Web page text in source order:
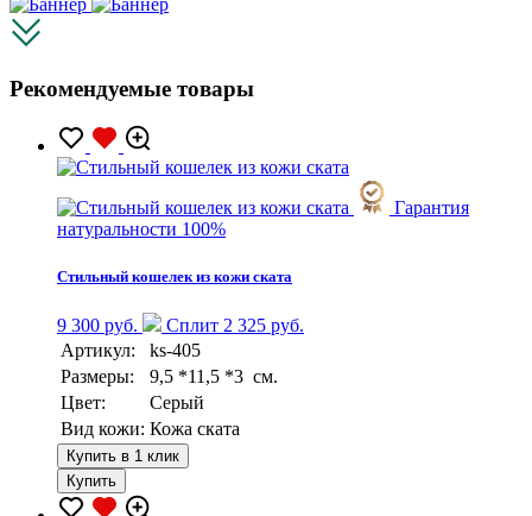
Рекомендуемые товары
Гарантия
натуральности 100%
Стильный кошелек из кожи ската
9 300 руб.
Сплит 2 325 руб.
Артикул:
ks-405
Размеры:
9,5 *11,5 *3 см.
Цвет:
Серый
Вид кожи: Кожа ската
Купить в 1 клик
Купить